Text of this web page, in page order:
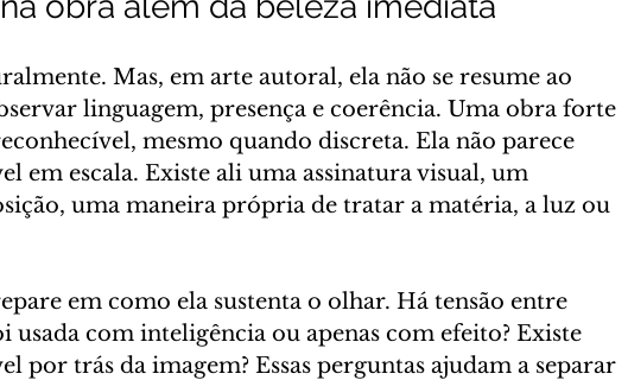
Mas, em arte autoral, ela não se resume ao
linguagem, presença e coerência. Uma obra forte
mesmo quando discreta. Ela não parece
em escala. Existe ali uma assinatura visual, um
uma maneira própria de tratar a matéria, a luz ou
em como ela sustenta o olhar. Há tensão entre
usada com inteligência ou apenas com efeito? Existe
por trás da imagem? Essas perguntas ajudam a separar